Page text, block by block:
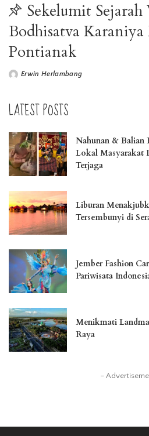
Sekelumit Sejarah
Bodhisatva
Pontianak
Erwin Herlambang
LATEST POSTS
Nahunan & Balian
Lokal Masyarakat
Terjaga
Liburan
Tersembunyi di
Jember Fashion
Pariwisata
Menikmati
Raya
–